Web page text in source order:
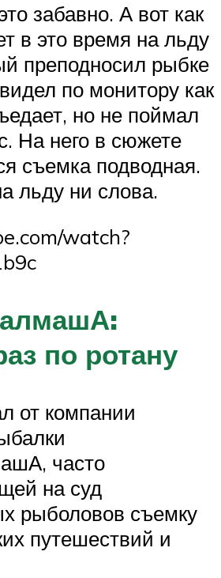
забавно. А вот как
в это время на льду
преподносил рыбке
по монитору как
но не поймал
На него в сюжете
съемка подводная.
льду ни слова.
watch?
по ротану
от компании
часто
на суд
рыболовов съемку
путешествий и